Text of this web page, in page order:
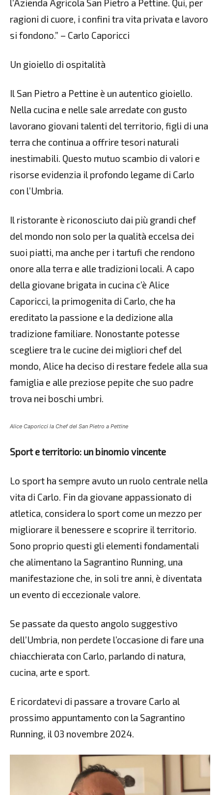
l’Azienda Agricola San Pietro a Pettine. Qui, per
ragioni di cuore, i confini tra vita privata e lavoro
si fondono.” – Carlo Caporicci
Un gioiello di ospitalità
Il San Pietro a Pettine è un autentico gioiello.
Nella cucina e nelle sale arredate con gusto
lavorano giovani talenti del territorio, figli di una
terra che continua a offrire tesori naturali
inestimabili. Questo mutuo scambio di valori e
risorse evidenzia il profondo legame di Carlo
con l’Umbria.
Il ristorante è riconosciuto dai più grandi chef
del mondo non solo per la qualità eccelsa dei
suoi piatti, ma anche per i tartufi che rendono
onore alla terra e alle tradizioni locali. A capo
della giovane brigata in cucina c’è Alice
Caporicci, la primogenita di Carlo, che ha
ereditato la passione e la dedizione alla
tradizione familiare. Nonostante potesse
scegliere tra le cucine dei migliori chef del
mondo, Alice ha deciso di restare fedele alla sua
famiglia e alle preziose pepite che suo padre
trova nei boschi umbri.
Alice Caporicci la Chef del San Pietro a Pettine
Sport e territorio: un binomio vincente
Lo sport ha sempre avuto un ruolo centrale nella
vita di Carlo. Fin da giovane appassionato di
atletica, considera lo sport come un mezzo per
migliorare il benessere e scoprire il territorio.
Sono proprio questi gli elementi fondamentali
che alimentano la Sagrantino Running, una
manifestazione che, in soli tre anni, è diventata
un evento di eccezionale valore.
Se passate da questo angolo suggestivo
dell’Umbria, non perdete l’occasione di fare una
chiacchierata con Carlo, parlando di natura,
cucina, arte e sport.
E ricordatevi di passare a trovare Carlo al
prossimo appuntamento con la Sagrantino
Running, il 03 novembre 2024.